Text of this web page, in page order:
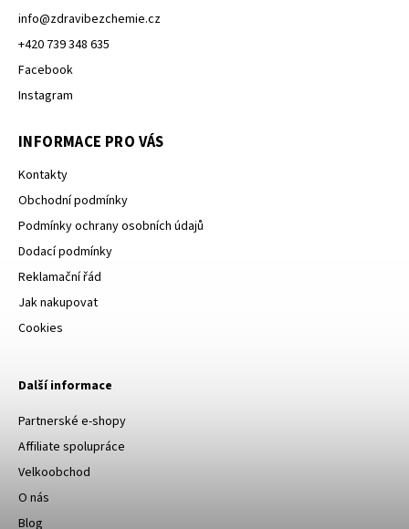
info@zdravibezchemie.cz
+420 739 348 635
Facebook
Instagram
INFORMACE PRO VÁS
Kontakty
Obchodní podmínky
Podmínky ochrany osobních údajů
Dodací podmínky
Reklamační řád
Jak nakupovat
Cookies
Další informace
Partnerské e-shopy
Affiliate spolupráce
Velkoobchod
O nás
Blog